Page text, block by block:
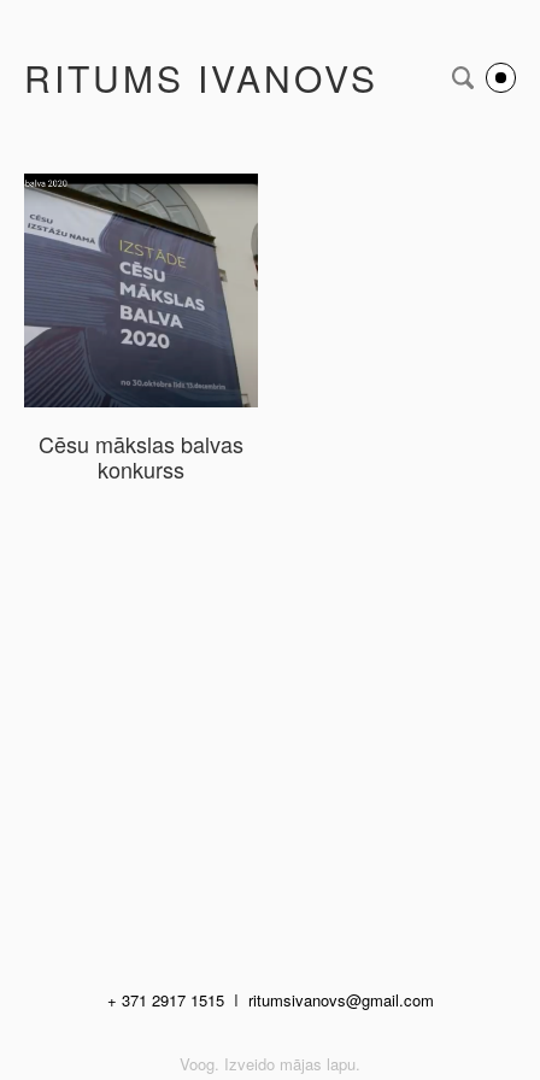
RITUMS IVANOVS
Cēsu mākslas balvas
konkurss
+ 371 2917 1515I ritumsivanovs@gmail.com
Voog. Izveido mājas lapu.